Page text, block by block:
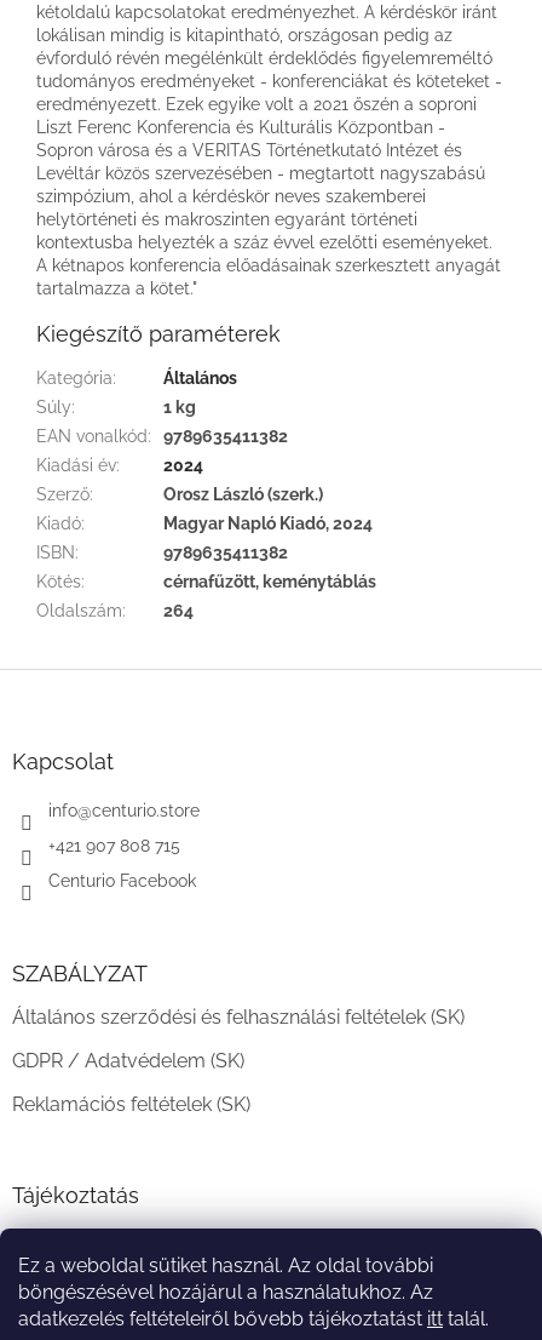
Ez a weboldal sütiket használ. Az oldal további
böngészésével hozájárul a használatukhoz. Az
adatkezelés feltételeiről bővebb tájékoztatást itt talál.
kétoldalú kapcsolatokat eredményezhet. A kérdéskör iránt
lokálisan mindig is kitapintható, országosan pedig az
évforduló révén megélénkült érdeklődés figyelemreméltó
tudományos eredményeket - konferenciákat és köteteket -
eredményezett. Ezek egyike volt a 2021 őszén a soproni
Liszt Ferenc Konferencia és Kulturális Központban -
Sopron városa és a VERITAS Történetkutató Intézet és
Levéltár közös szervezésében - megtartott nagyszabású
szimpózium, ahol a kérdéskör neves szakemberei
helytörténeti és makroszinten egyaránt történeti
kontextusba helyezték a száz évvel ezelőtti eseményeket.
A kétnapos konferencia előadásainak szerkesztett anyagát
tartalmazza a kötet."
Kiegészítő paraméterek
Kategória:
Általános
Súly:
1 kg
EAN vonalkód:
9789635411382
Kiadási év:
2024
Szerző:
Orosz László (szerk.)
Kiadó:
Magyar Napló Kiadó, 2024
ISBN:
9789635411382
Kötés:
cérnafűzött, keménytáblás
Oldalszám: 264
Kapcsolat
info@centurio.store
+421 907 808 715
Centurio Facebook
SZABÁLYZAT
Általános szerződési és felhasználási feltételek (SK)
GDPR / Adatvédelem (SK)
Reklamációs feltételek (SK)
Tájékoztatás
A vásárlás menete